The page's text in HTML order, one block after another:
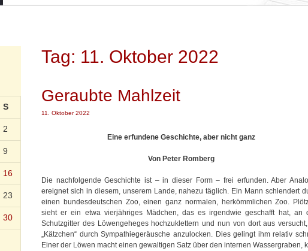
Tag: 11. Oktober 2022
Geraubte Mahlzeit
11. Oktober 2022
Eine erfundene Geschichte, aber nicht ganz
Von Peter Romberg
Die nachfolgende Geschichte ist – in dieser Form – frei erfunden. Aber
ereignet sich in diesem, unserem Lande, nahezu täglich. Ein Mann schlendert
einen bundesdeutschen Zoo, einen ganz normalen, herkömmlichen Zoo.
sieht er ein etwa vierjähriges Mädchen, das es irgendwie geschafft hat, an
Schutzgitter des Löwengeheges hochzuklettern und nun von dort aus
„Kätzchen“ durch Sympathiegeräusche anzulocken. Dies gelingt ihm relativ
Einer der Löwen macht einen gewaltigen Satz über den internen Wassergraben,
S
2
9
16
23
30